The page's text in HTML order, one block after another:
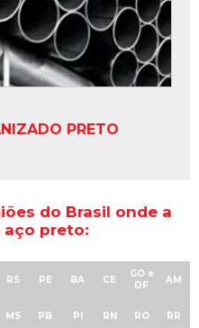
PRETO
do Brasil onde a
aço preto:
RS PE BA CE
GO e
DF
AM
MS PB PI RN RO RR